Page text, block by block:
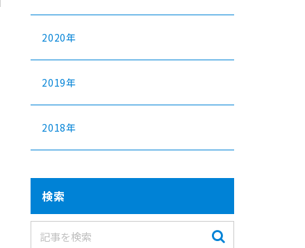
2020年
2019年
2018年
検索